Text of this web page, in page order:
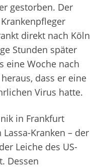
gestorben. Der
direkt nach Köln
Stunden später
eine Woche nach
dass er eine
Virus hatte.
in Frankfurt
Kranken – der
Leiche des US-
Dessen